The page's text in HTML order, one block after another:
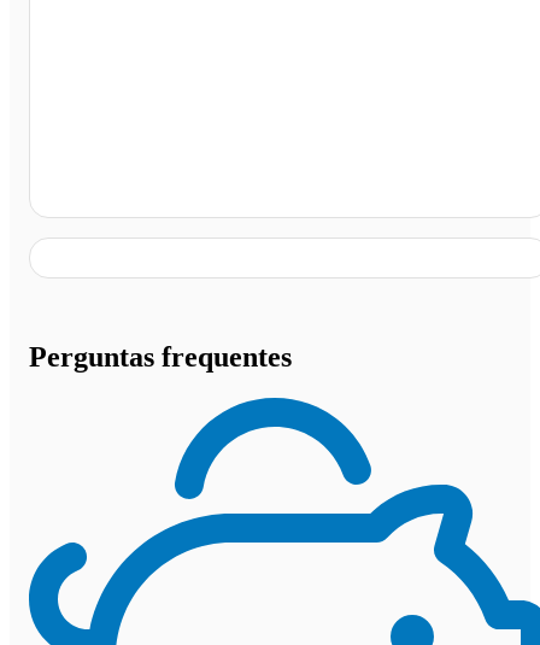
Perguntas frequentes